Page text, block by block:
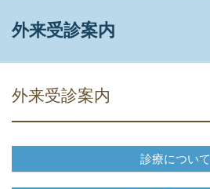
外来受診案内
外来受診案内
診療について